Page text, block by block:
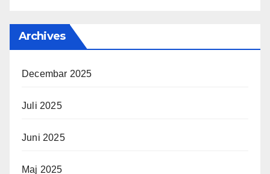
Archives
Decembar 2025
Juli 2025
Juni 2025
Maj 2025